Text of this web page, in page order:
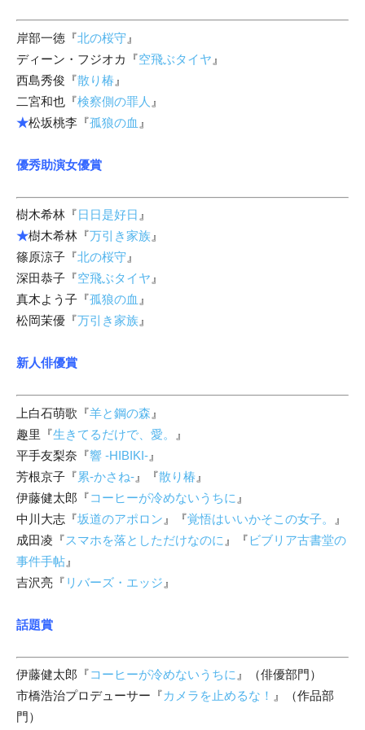
岸部一徳『北の桜守 』
ディーン・フジオカ『空飛ぶタイヤ 』
西島秀俊『散り椿 』
二宮和也『検察側の罪人 』
★松坂桃李『孤狼の血 』
優秀助演女優賞
樹木希林『日日是好日 』
★樹木希林『万引き家族 』
篠原涼子『北の桜守 』
深田恭子『空飛ぶタイヤ 』
真木よう子『孤狼の血 』
松岡茉優『万引き家族 』
新人俳優賞
上白石萌歌『羊と鋼の森 』
趣里『生きてるだけで、愛。
』
平手友梨奈『響 -HIBIKI- 』
芳根京子『累-かさね- 』『散り椿 』
伊藤健太郎『コーヒーが冷めないうちに 』
中川大志『坂道のアポロン 』『覚悟はいいかそこの女子。
』
成田凌『スマホを落としただけなのに 』『 ビブリア古書堂の
事件手帖 』
吉沢亮『 リバーズ・エッジ 』
話題賞
伊藤健太郎『コーヒーが冷めないうちに 』（俳優部門）
市橋浩治プロデューサー『カメラを止めるな！ 』（作品部
門）